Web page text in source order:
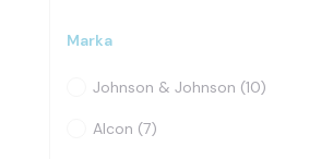
Marka
Johnson & Johnson (10)
Alcon (7)